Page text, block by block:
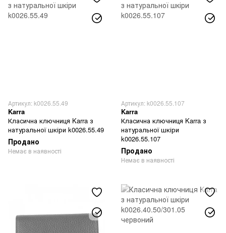
Артикул: k0026.55.49
Karra
Класична ключниця Karra з
натуральної шкіри k0026.55.49
Продано
Немає в наявності
Артикул: k0026.55.107
Karra
Класична ключниця Karra з
натуральної шкіри
k0026.55.107
Продано
Немає в наявності